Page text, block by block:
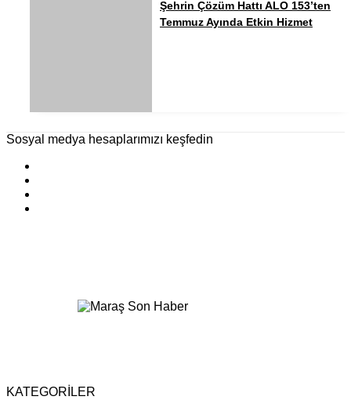
Şehrin Çözüm Hattı ALO 153’ten
Temmuz Ayında Etkin Hizmet
Sosyal medya hesaplarımızı keşfedin
KATEGORİLER